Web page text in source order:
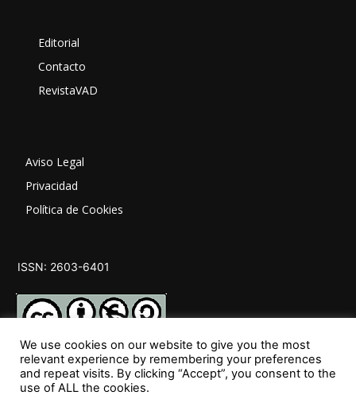
Editorial
Contacto
RevistaVAD
Aviso Legal
Privacidad
Política de Cookies
ISSN: 2603-6401
SÍGUENOS
We use cookies on our website to give you the most
relevant experience by remembering your preferences
and repeat visits. By clicking “Accept”, you consent to the
use of ALL the cookies.